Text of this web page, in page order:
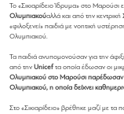
Το «Σικιαρίδειο Ίδρυμα» στο Μαρούσι
Ολυμπιακούαλλά και από την
«φιλοξενεί» παιδιά με νοητική
Ολυμπιακού.
Τα παιδιά ανυπομονούσαν για την
από την Unicef τα οποία έδωσαν οι
Ολυμπιακού στο Μαρούσι παρέδωσαν
Ολυμπιακού, η οποία δείχνει
Στο «Σικιαρίδειο» βρέθηκε μαζί με